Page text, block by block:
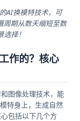
AI换模特技术，可
周期从数天缩短至数
择！
作的？核心
图像处理技术，能
特身上，生成自然
包括以下几个方